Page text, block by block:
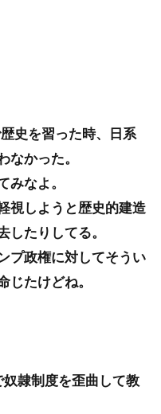
史を習った時、日系
なかった。
みなよ。
視しようと歴史的建造
したりしてる。
プ政権に対してそうい
じたけどね。
隷制度を歪曲して教